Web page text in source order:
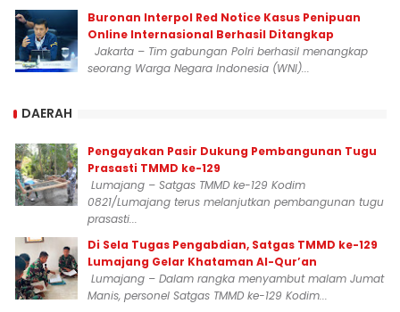
Buronan Interpol Red Notice Kasus Penipuan
Online Internasional Berhasil Ditangkap
Jakarta – Tim gabungan Polri berhasil menangkap
seorang Warga Negara Indonesia (WNI)...
DAERAH
Pengayakan Pasir Dukung Pembangunan Tugu
Prasasti TMMD ke-129
Lumajang – Satgas TMMD ke-129 Kodim
0821/Lumajang terus melanjutkan pembangunan tugu
prasasti...
Di Sela Tugas Pengabdian, Satgas TMMD ke-129
Lumajang Gelar Khataman Al-Qur’an
Lumajang – Dalam rangka menyambut malam Jumat
Manis, personel Satgas TMMD ke-129 Kodim...